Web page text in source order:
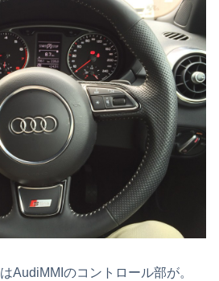
AudiMMIのコントロール部が。